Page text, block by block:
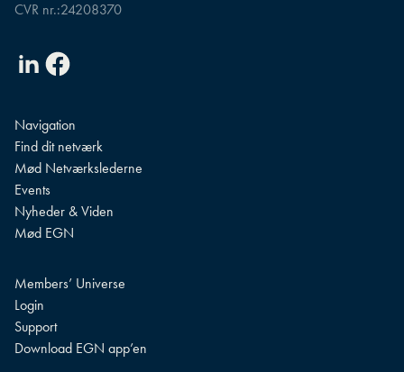
CVR nr.:24208370
LinkedinFacebook
Navigation
Find dit netværk
Mød Netværkslederne
Events
Nyheder & Viden
Mød EGN
Members’ Universe
Login
Support
Download EGN app’en